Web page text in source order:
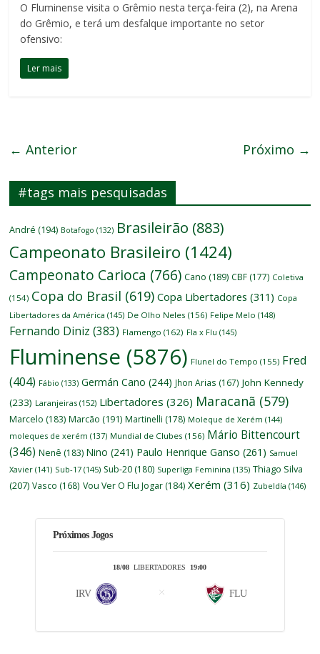
O Fluminense visita o Grêmio nesta terça-feira (2), na Arena
do Grêmio, e terá um desfalque importante no setor
ofensivo:
Ler mais
← Anterior Próximo →
#tags mais pesquisadas
André (194) Botafogo (132) Brasileirão (883)
Campeonato Brasileiro (1424)
Campeonato Carioca (766) Cano (189) CBF (177) Coletiva
(154) Copa do Brasil (619) Copa Libertadores (311) Copa
Libertadores da América (145) De Olho Neles (156) Felipe Melo (148)
Fernando Diniz (383) Flamengo (162) Fla x Flu (145)
Fluminense (5876) Flunel do Tempo (155) Fred
(404) Fábio (133) Germán Cano (244) Jhon Arias (167) John Kennedy
(233) Laranjeiras (152) Libertadores (326) Maracanã (579)
Marcelo (183) Marcão (191) Martinelli (178) Moleque de Xerém (144)
moleques de xerém (137) Mundial de Clubes (156) Mário Bittencourt
(346) Nenê (183) Nino (241) Paulo Henrique Ganso (261) Samuel
Xavier (141) Sub-17 (145) Sub-20 (180) Superliga Feminina (135) Thiago Silva
(207) Vasco (168) Vou Ver O Flu Jogar (184) Xerém (316) Zubeldía (146)
Próximos Jogos
18/08 LIBERTADORES 19:00
IRV FLU